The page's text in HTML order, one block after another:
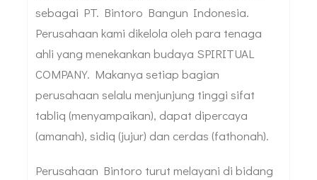
sebagai PT. Bintoro Bangun Indonesia.
Perusahaan kami dikelola oleh para tenaga
ahli yang menekankan budaya SPIRITUAL
COMPANY. Makanya setiap bagian
perusahaan selalu menjunjung tinggi sifat
tabliq (menyampaikan), dapat dipercaya
(amanah), sidiq (jujur) dan cerdas (fathonah).
Perusahaan Bintoro turut melayani di bidang